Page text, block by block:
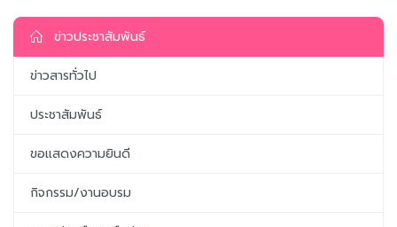
ข่าวประชาสัมพันธ์
ข่าวสารทั่วไป
ประชาสัมพันธ์
ขอแสดงความยินดี
กิจกรรม/งานอบรม